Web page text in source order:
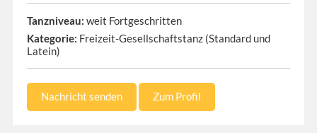
Tanzniveau: weit Fortgeschritten
Kategorie: Freizeit-Gesellschaftstanz (Standard und
Latein)
Nachricht senden Zum Profil